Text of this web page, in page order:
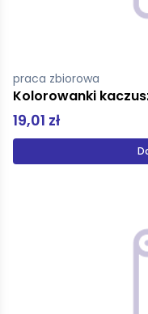
praca zbiorowa
Kolorowanki
19,01 zł